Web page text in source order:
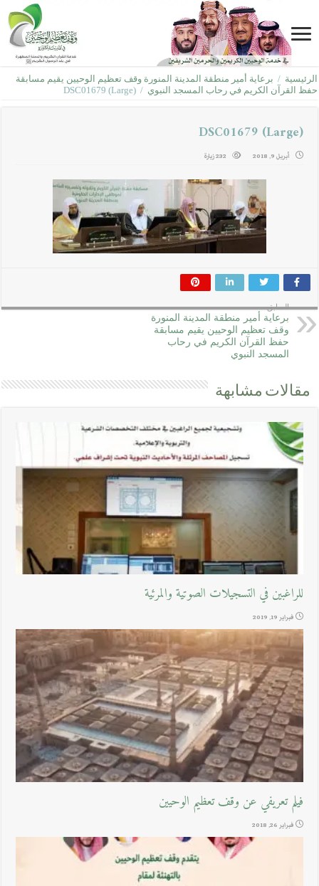
الرئيسية / برعاية أمير منطقة المدينة المنورة وقف تعظيم الوحيين يقيم مسابقة
حفظ القرآن الكريم في رحاب المسجد النبوي /
DSC01679 (Large)
DSC01679 (Large)
أبريل 9, 2018 232 زيارة
السابق
برعاية أمير منطقة المدينة المنورة
وقف تعظيم الوحيين يقيم مسابقة
حفظ القرآن الكريم في رحاب
المسجد النبوي
مقالات مشابهة
للراغبين في التسجيلات الصوتية والمرئية
فبراير 19, 2019
فيلم تعريفي عن وقف تعظيم الوحيين
فبراير 26, 2018